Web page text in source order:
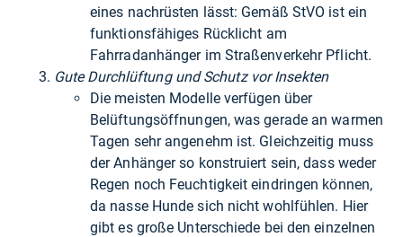
eines nachrüsten lässt: Gemäß StVO ist ein
funktionsfähiges Rücklicht am
Fahrradanhänger im Straßenverkehr Pflicht.
Gute Durchlüftung und Schutz vor Insekten
Die meisten Modelle verfügen über
Belüftungsöffnungen, was gerade an warmen
Tagen sehr angenehm ist. Gleichzeitig muss
der Anhänger so konstruiert sein, dass weder
Regen noch Feuchtigkeit eindringen können,
da nasse Hunde sich nicht wohlfühlen. Hier
gibt es große Unterschiede bei den einzelnen